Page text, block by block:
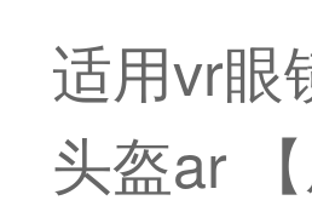
适用vr眼
头盔ar